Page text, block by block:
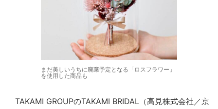
まだ美しいうちに廃棄予定となる「ロスフラワー」
を使用した商品も
TAKAMI GROUPのTAKAMI BRIDAL（高見株式会社／京